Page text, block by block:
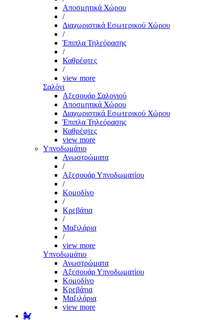
Αποσμητικά Χώρου
/
Διαχωριστικά Εσωτερικού Χώρου
/
Έπιπλα Τηλεόρασης
/
Καθρέφτες
/
view more
Σαλόνι
Αξεσουάρ Σαλονιού
Αποσμητικά Χώρου
Διαχωριστικά Εσωτερικού Χώρου
Έπιπλα Τηλεόρασης
Καθρέφτες
view more
Υπνοδωμάτιο
Ανωστρώματα
/
Αξεσουάρ Υπνοδωματίου
/
Κομοδίνο
/
Κρεβάτια
/
Μαξιλάρια
/
view more
Υπνοδωμάτιο
Ανωστρώματα
Αξεσουάρ Υπνοδωματίου
Κομοδίνο
Κρεβάτια
Μαξιλάρια
view more